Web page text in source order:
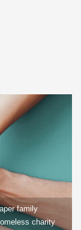
family
charity